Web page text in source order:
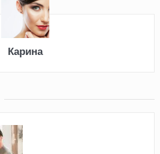
Карина